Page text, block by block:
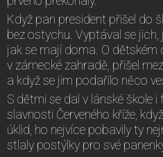
Když pan president přišel do
bez ostychu. Vyptával se
jak se mají doma. O dětském
v zámecké zahradě, přišel
a když se jim podařilo něco
S dětmi se dal v lánské škole
slavnosti Červeného kříže,
úklid, ho nejvíce pobavily ty
stlaly postýlky pro své